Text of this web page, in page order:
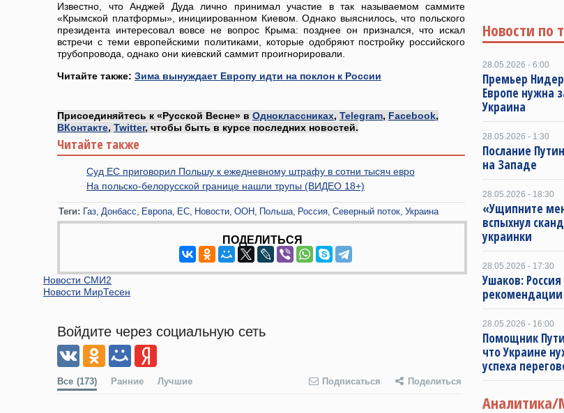
Известно, что Анджей Дуда лично принимал участие в так называемом саммите
«Крымской платформы», инициированном Киевом. Однако выяснилось, что польского
президента интересовал вовсе не вопрос Крыма: позднее он признался, что искал
встречи с теми европейскими политиками, которые одобряют постройку российского
трубопровода, однако они киевский саммит проигнорировали.
Читайте также: Зима вынуждает Европу идти на поклон к России
Присоединяйтесь к «Русской Весне» в Одноклассниках, Telegram, Facebook,
ВКонтакте, Twitter, чтобы быть в курсе последних новостей.
Читайте также
Суд ЕС приговорил Польшу к ежедневному штрафу в сотни тысяч евро
На польско-белорусской границе нашли трупы (ВИДЕО 18+)
Теги: Газ Донбасс Европа ЕС Новости ООН Польша Россия Северный поток Украина
ПОДЕЛИТЬСЯ
Новости СМИ2
Новости МирТесен
Войдите через социальную сеть
Все (173) Ранние Лучшие Подписаться Поделиться
Новости по
28.05.2026 - 6:00
Премьер
Европе нужна
Украина
28.05.2026 - 1:30
Послание
на Западе
28.05.2026 - 18:30
«Ущипните
вспыхнул
украинки
28.05.2026 - 17:30
Ушаков:
рекомендации
28.05.2026 - 16:00
Помощник
что Украине
успеха